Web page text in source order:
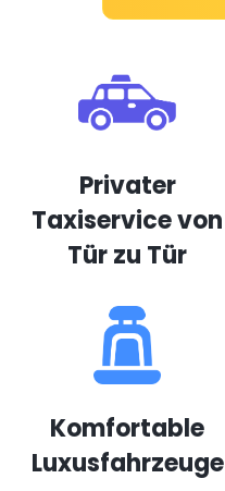
Privater
Taxiservice von
Tür zu Tür
Komfortable
Luxusfahrzeuge